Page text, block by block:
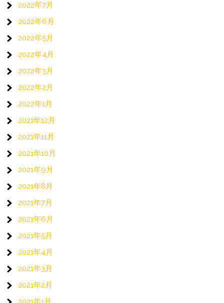
2022年7月
2022年6月
2022年5月
2022年4月
2022年3月
2022年2月
2022年1月
2021年12月
2021年11月
2021年10月
2021年9月
2021年8月
2021年7月
2021年6月
2021年5月
2021年4月
2021年3月
2021年2月